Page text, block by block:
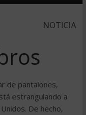
NOTICIA
de pantalones,
estrangulando a
De hecho,